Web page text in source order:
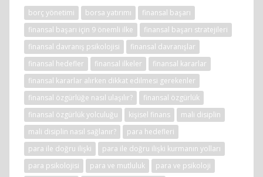
borç yönetimi borsa yatırımı
finansal başarı
finansal başarı için 9 önemli ilke
finansal başarı stratejileri
finansal davranış psikolojisi
finansal davranışlar
finansal hedefler
finansal ilkeler
finansal kararlar
finansal kararlar alırken dikkat edilmesi gerekenler
finansal özgürlüğe nasıl ulaşılır?
finansal özgürlük
finansal özgürlük yolculuğu
kişisel finans
mali disiplin
mali disiplin nasıl sağlanır?
para hedefleri
para ile doğru ilişki
para ile doğru ilişki kurmanın yolları
para psikolojisi
para ve mutluluk
para ve psikoloji